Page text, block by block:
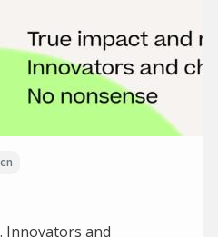
Innovators and